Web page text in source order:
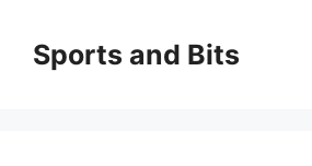
contenido
Sports and Bits